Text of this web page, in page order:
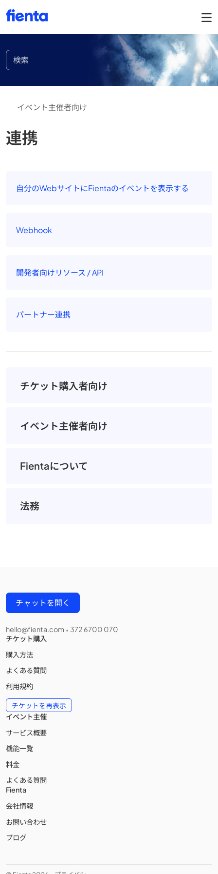
イベント主催者向け
連携
自分のWebサイトにFientaのイベントを表示する
Webhook
開発者向けリソース / API
パートナー連携
チケット購入者向け
イベント主催者向け
Fientaについて
法務
チャットを開く
hello@fienta.com • 372 6700 070
チケット購入
購入方法
よくある質問
利用規約
チケットを再表示
イベント主催
サービス概要
機能一覧
料金
よくある質問
Fienta
会社情報
お問い合わせ
ブログ